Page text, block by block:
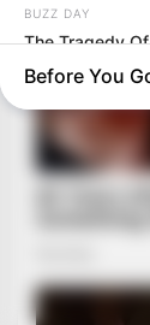
BUZZ DAY
The Tragedy
Before You